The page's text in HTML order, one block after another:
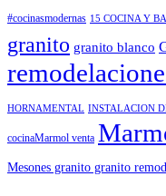
#cocinasmodernas 15 COCINA Y
granito granito blanco
HORNAMENTAL INSTALACION
cocinaMarmol venta
Mesones granito granito